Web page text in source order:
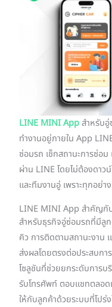
LINE MINI Appสำหรับ
ทำงานอยู่ภายใน App
ซ่อมรถ เช็กสถานะการซ่อม
ผ่าน LINE โดยไม่ต้องดาว
และทีมงานอู่ เพราะทุกอย่า
LINE MINI App สำคัญกั
สำหรับธุรกิจอู่ซ่อมรถที่มีลูก
คิว การติดตามสถานะงาน
ส่งผลโดยตรงต่อประสบก
โซลูชันที่ช่วยยกระดับการ
รับโทรศัพท์ ตอบแชทตลอด
ให้กับลูกค้าด้วยระบบที่โปร่